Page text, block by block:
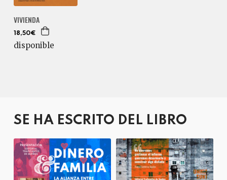
VIVIENDA
18,50€
disponible
SE HA ESCRITO DEL LIBRO